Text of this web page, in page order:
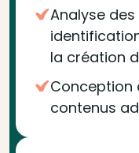
Analyse
la création
Conception
contenus